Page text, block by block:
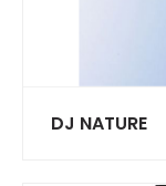
DJ NATURE